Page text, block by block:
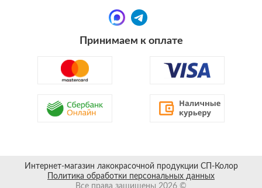
Принимаем к оплате
Интернет-магазин лакокрасочной продукции СП-Колор
Политика обработки персональных данных
Все права защищены 2026 ©